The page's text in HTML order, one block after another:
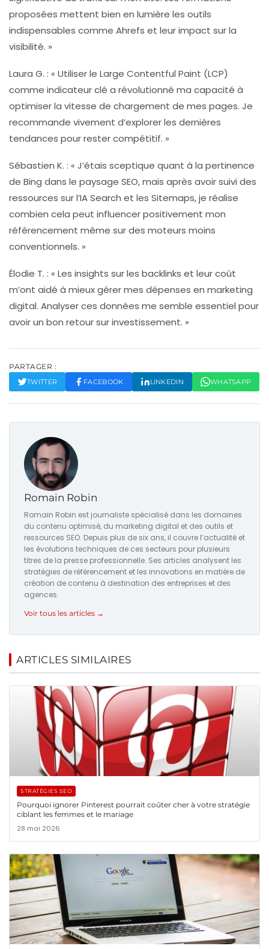
proposées mettent bien en lumière les outils
indispensables comme Ahrefs et leur impact sur la
visibilité. »
Laura G. : « Utiliser le Large Contentful Paint (LCP)
comme indicateur clé a révolutionné ma capacité à
optimiser la vitesse de chargement de mes pages. Je
recommande vivement d’explorer les dernières
tendances pour rester compétitif. »
Sébastien K. : « J’étais sceptique quant à la pertinence
de Bing dans le paysage SEO, mais après avoir suivi des
ressources sur l’IA Search et les Sitemaps, je réalise
combien cela peut influencer positivement mon
référencement même sur des moteurs moins
conventionnels. »
Élodie T. : « Les insights sur les backlinks et leur coût
m’ont aidé à mieux gérer mes dépenses en marketing
digital. Analyser ces données me semble essentiel pour
avoir un bon retour sur investissement. »
PARTAGER :
TWITTER FACEBOOK LINKEDIN WHATSAPP
Romain Robin
Romain Robin est journaliste spécialisé dans les domaines
du contenu optimisé, du marketing digital et des outils et
ressources SEO. Depuis plus de six ans, il couvre l’actualité et
les évolutions techniques de ces secteurs pour plusieurs
titres de la presse professionnelle. Ses articles analysent les
stratégies de référencement et les innovations en matière de
création de contenu à destination des entreprises et des
agences.
Voir tous les articles →
ARTICLES SIMILAIRES
STRATÉGIES SEO
Pourquoi ignorer Pinterest pourrait coûter cher à votre stratégie
ciblant les femmes et le mariage
28 mai 2026